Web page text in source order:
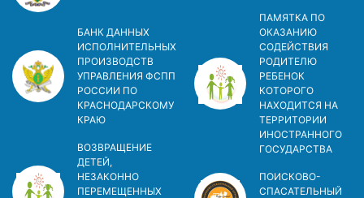
БАНК ДАННЫХ
ИСПОЛНИТЕЛЬНЫХ
ПРОИЗВОДСТВ
УПРАВЛЕНИЯ ФСПП
РОССИИ ПО
КРАСНОДАРСКОМУ
КРАЮ
ВОЗВРАЩЕНИЕ
ДЕТЕЙ,
НЕЗАКОННО
ПЕРЕМЕЩЕННЫХ
ПАМЯТКА ПО
ОКАЗАНИЮ
СОДЕЙСТВИЯ
РОДИТЕЛЮ
РЕБЕНОК
КОТОРОГО
НАХОДИТСЯ НА
ТЕРРИТОРИИ
ИНОСТРАННОГО
ГОСУДАРСТВА
ПОИСКОВО-
СПАСАТЕЛЬНЫЙ